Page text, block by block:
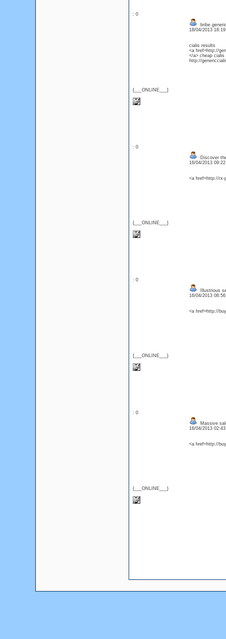
: 0
{___ONLINE___}
bribe
18/04/2013
cialis results
<a href=http://
</a> cheap cialis
http://
: 0
{___ONLINE___}
Discover
16/04/2013
<a href=http://rx-
: 0
{___ONLINE___}
Illustrious
16/04/2013
<a href=http://
: 0
{___ONLINE___}
Massive
16/04/2013
<a href=http://